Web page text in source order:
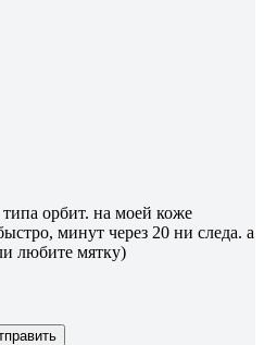
орбит. на моей коже
минут через 20 ни следа. а
любите мятку)